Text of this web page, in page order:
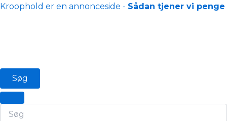
Gå
Kroophold er en annonceside - Sådan tjener vi penge
Søg